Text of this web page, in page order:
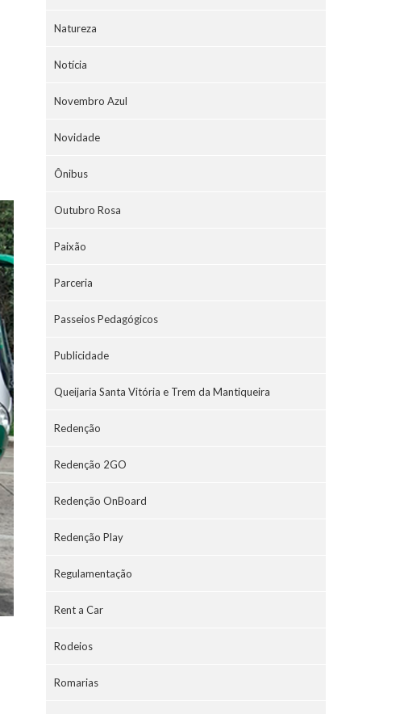
Natureza
Notícia
Novembro Azul
Novidade
Ônibus
Outubro Rosa
Paixão
Parceria
Passeios Pedagógicos
Publicidade
Queijaria Santa Vitória e Trem da Mantiqueira
Redenção
Redenção 2GO
Redenção OnBoard
Redenção Play
Regulamentação
Rent a Car
Rodeios
Romarias